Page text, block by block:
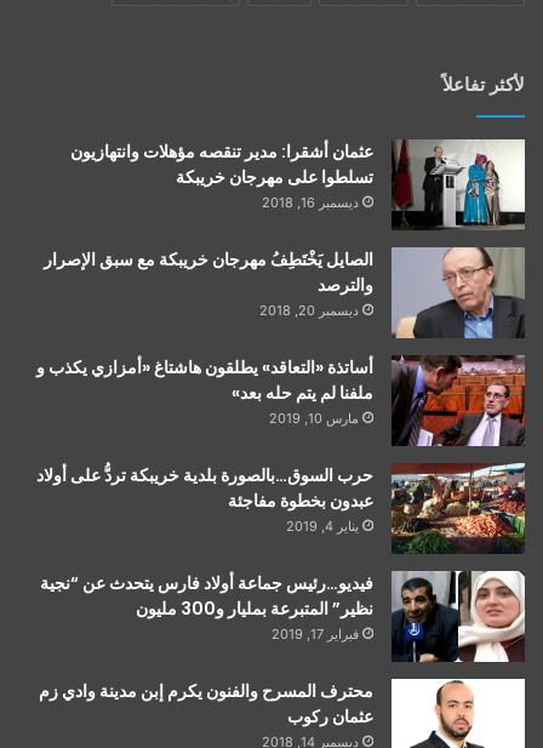
لأكثر تفاعلاً
عثمان أشقرا: مدير تنقصه مؤهلات وانتهازيون
تسلطوا على مهرجان خريبكة
ديسمبر 16, 2018
الصايل يَخْتَطِفُ مهرجان خريبكة مع سبق الإصرار
والترصد
ديسمبر 20, 2018
أساتذة «التعاقد» يطلقون هاشتاغ «أمزازي يكذب و
ملفنا لم يتم حله بعد»
مارس 10, 2019
حرب السوق…بالصورة بلدية خريبكة تردُّ على أولاد
عبدون بخطوة مفاجئة
يناير 4, 2019
فيديو…رئيس جماعة أولاد فارس يتحدث عن “نجية
نظير” المتبرعة بمليار و300 مليون
فبراير 17, 2019
محترف المسرح والفنون يكرم إبن مدينة وادي زم
عثمان ركوب
ديسمبر 14, 2018